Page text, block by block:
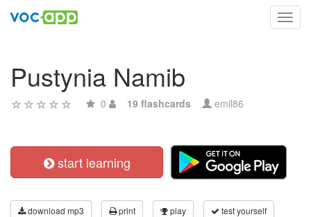
Pustynia Namib
0 19 flashcards emil86
start learning
download mp3 print play test yourself